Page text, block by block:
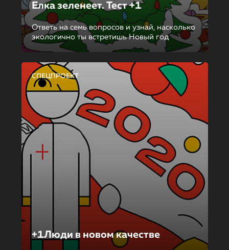
Елка зеленеет. Тест +1
Ответь на семь вопросов и узнай, насколько
экологично ты встретишь Новый год
СПЕЦПРОЕКТ
+1Люди в новом качестве